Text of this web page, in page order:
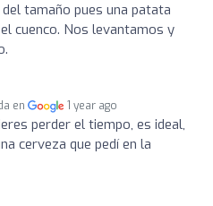
tamaño pues una patata
cuenco. Nos levantamos y
en 1 year ago
perder el tiempo, es ideal,
cerveza que pedí en la